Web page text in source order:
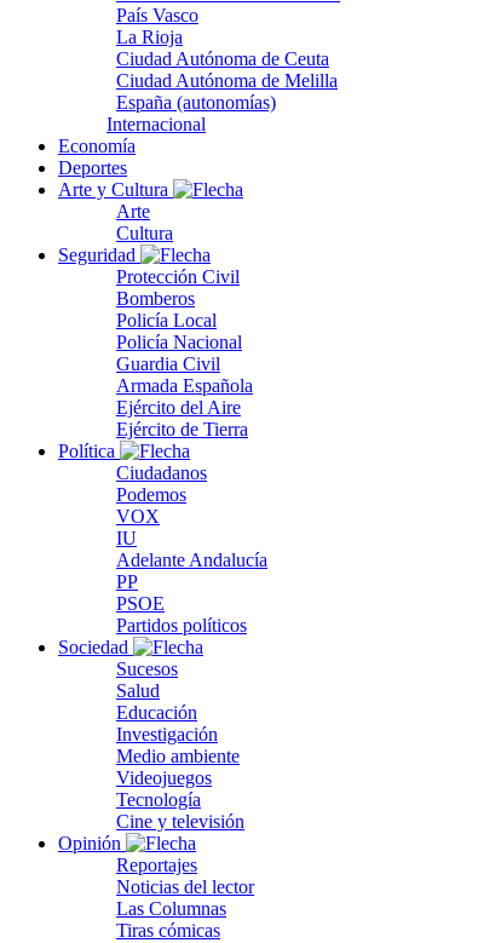
País Vasco
La Rioja
Ciudad Autónoma de Ceuta
Ciudad Autónoma de Melilla
España (autonomías)
Internacional
Economía
Deportes
Arte y Cultura
Arte
Cultura
Seguridad
Protección Civil
Bomberos
Policía Local
Policía Nacional
Guardia Civil
Armada Española
Ejército del Aire
Ejército de Tierra
Política
Ciudadanos
Podemos
VOX
IU
Adelante Andalucía
PP
PSOE
Partidos políticos
Sociedad
Sucesos
Salud
Educación
Investigación
Medio ambiente
Videojuegos
Tecnología
Cine y televisión
Opinión
Reportajes
Noticias del lector
Las Columnas
Tiras cómicas